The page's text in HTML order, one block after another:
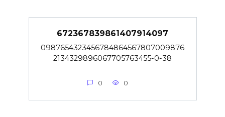
672367839861407914097
0987654323456784864567807009876
2134329896067705763455-0-38
0 0